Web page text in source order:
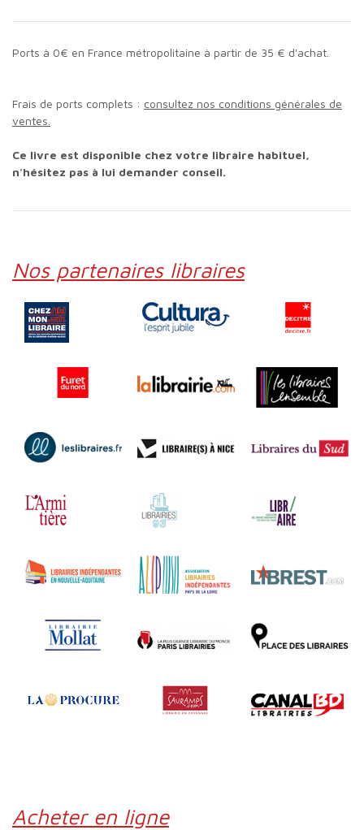
Ports à 0€ en France métropolitaine à partir de 35 € d'achat.
Frais de ports complets : consultez nos conditions générales de
ventes.
Ce livre est disponible chez votre libraire habituel,
n'hésitez pas à lui demander conseil.
Nos partenaires libraires
Acheter en ligne